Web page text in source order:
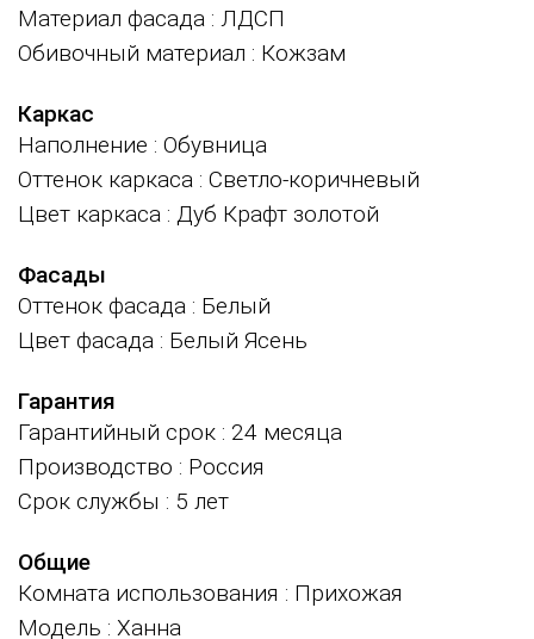
Материал фасада : ЛДСП
Обивочный материал : Кожзам
Каркас
Наполнение : Обувница
Оттенок каркаса : Светло-коричневый
Цвет каркаса : Дуб Крафт золотой
Фасады
Оттенок фасада : Белый
Цвет фасада : Белый Ясень
Гарантия
Гарантийный срок : 24 месяца
Производство : Россия
Срок службы : 5 лет
Общие
Комната использования : Прихожая
Модель : Ханна